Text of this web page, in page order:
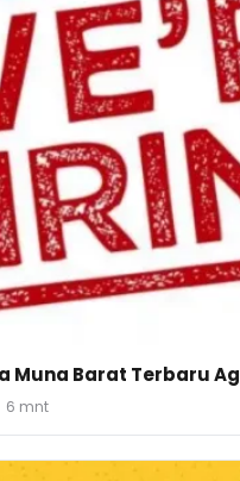
Muna Barat Terbaru
6 mnt